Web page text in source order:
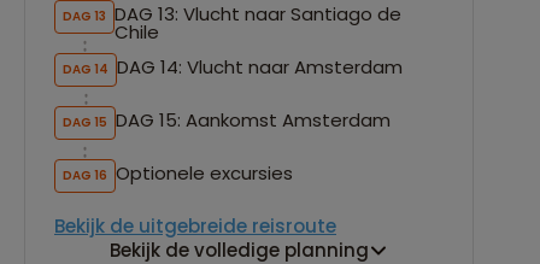
DAG 13 DAG 13: Vlucht naar Santiago de
Chile
DAG 14 DAG 14: Vlucht naar Amsterdam
DAG 15 DAG 15: Aankomst Amsterdam
DAG 16 Optionele excursies
Bekijk de uitgebreide reisroute
Bekijk de volledige planning